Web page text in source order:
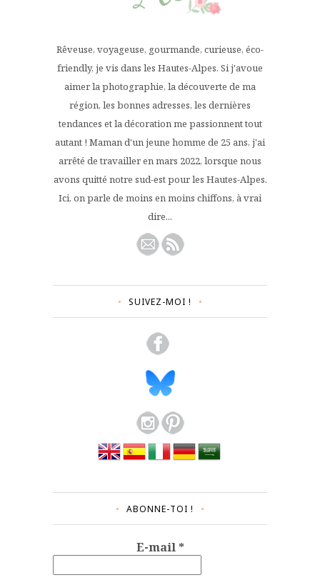
Rêveuse, voyageuse, gourmande, curieuse, éco-
friendly, je vis dans les Hautes-Alpes. Si j'avoue
aimer la photographie, la découverte de ma
région, les bonnes adresses, les dernières
tendances et la décoration me passionnent tout
autant ! Maman d'un jeune homme de 25 ans, j'ai
arrêté de travailler en mars 2022, lorsque nous
avons quitté notre sud-est pour les Hautes-Alpes.
Ici, on parle de moins en moins chiffons, à vrai
dire...
SUIVEZ-MOI !
ABONNE-TOI !
E-mail*